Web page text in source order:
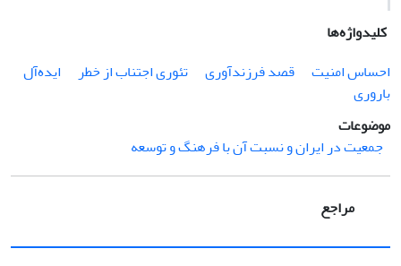
کلیدواژه‌ها
احساس امنیت
قصد فرزندآوری تئوری اجتناب از خطر
ایده‌آل
باروری
موضوعات
جمعیت در ایران و نسبت آن با فرهنگ و توسعه
مراجع